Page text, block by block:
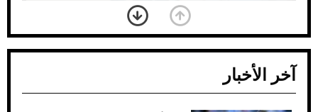
آخر الأخبار